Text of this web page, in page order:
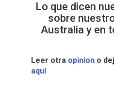
Lo que dicen
sobre
Australia y en
Leer otra opiniono
aquí